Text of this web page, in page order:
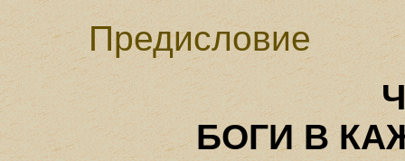
Предисловие
БОГИ В